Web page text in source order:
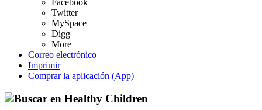
Facebook
Twitter
MySpace
Digg
More
Correo electrónico
Imprimir
Comprar la aplicación (App)